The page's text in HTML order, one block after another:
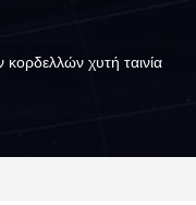
χυτή ταινία